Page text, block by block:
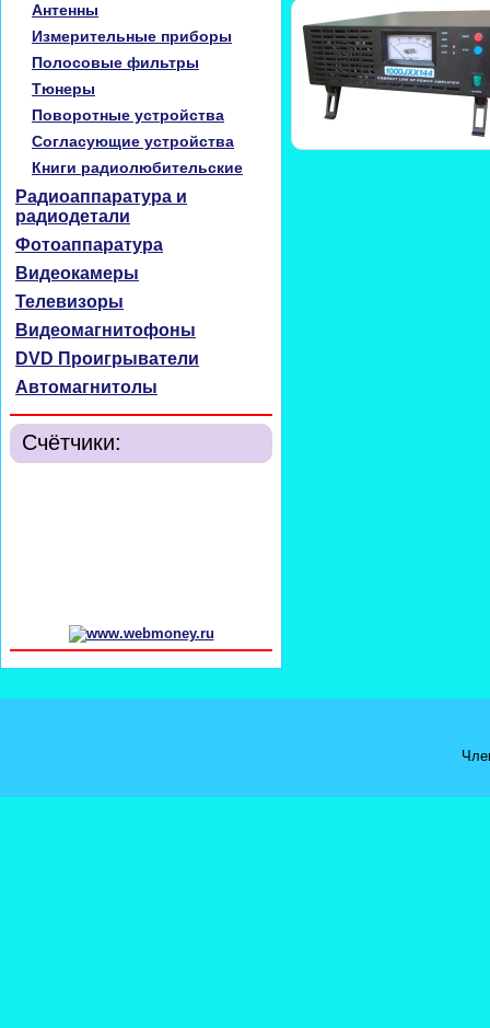
Антенны
Измерительные приборы
Полосовые фильтры
Тюнеры
Поворотные устройства
Согласующие устройства
Книги радиолюбительские
Радиоаппаратура и
радиодетали
Фотоаппаратура
Видеокамеры
Телевизоры
Видеомагнитофоны
DVD Проигрыватели
Автомагнитолы
Счётчики: